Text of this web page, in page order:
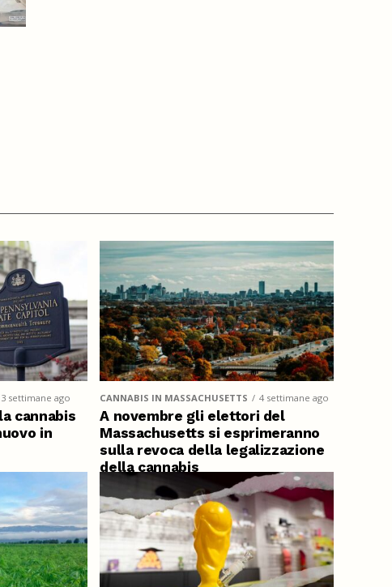
3 settimane ago
cannabis
in
CANNABIS IN MASSACHUSETTS 4 settimane ago
A novembre gli elettori del
Massachusetts si esprimeranno
sulla revoca della legalizzazione
della cannabis